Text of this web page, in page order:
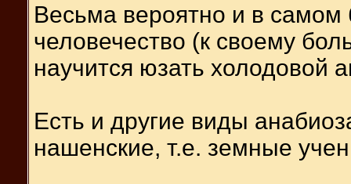
Весьма вероятно и в
человечество (к своему
научится юзать холодовой
Есть и другие виды
нашенские, т.е. земные